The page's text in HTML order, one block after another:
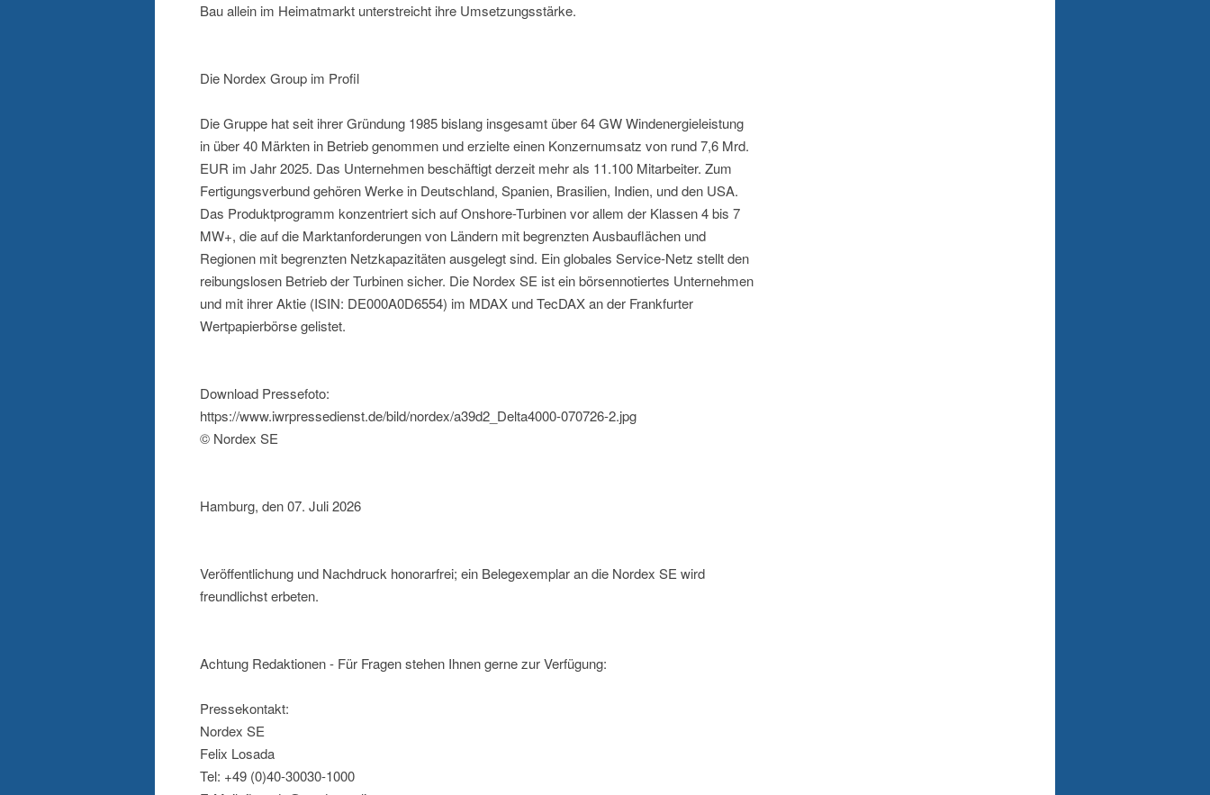
Bau allein im Heimatmarkt unterstreicht ihre Umsetzungsstärke.
Die Nordex Group im Profil
Die Gruppe hat seit ihrer Gründung 1985 bislang insgesamt über 64 GW Windenergieleistung
in über 40 Märkten in Betrieb genommen und erzielte einen Konzernumsatz von rund 7,6 Mrd.
EUR im Jahr 2025. Das Unternehmen beschäftigt derzeit mehr als 11.100 Mitarbeiter. Zum
Fertigungsverbund gehören Werke in Deutschland, Spanien, Brasilien, Indien, und den USA.
Das Produktprogramm konzentriert sich auf Onshore-Turbinen vor allem der Klassen 4 bis 7
MW+, die auf die Marktanforderungen von Ländern mit begrenzten Ausbauflächen und
Regionen mit begrenzten Netzkapazitäten ausgelegt sind. Ein globales Service-Netz stellt den
reibungslosen Betrieb der Turbinen sicher. Die Nordex SE ist ein börsennotiertes Unternehmen
und mit ihrer Aktie (ISIN: DE000A0D6554) im MDAX und TecDAX an der Frankfurter
Wertpapierbörse gelistet.
Download Pressefoto:
https://www.iwrpressedienst.de/bild/nordex/a39d2_Delta4000-070726-2.jpg
© Nordex SE
Hamburg, den 07. Juli 2026
Veröffentlichung und Nachdruck honorarfrei; ein Belegexemplar an die Nordex SE wird
freundlichst erbeten.
Achtung Redaktionen - Für Fragen stehen Ihnen gerne zur Verfügung:
Pressekontakt:
Nordex SE
Felix Losada
Tel: +49 (0)40-30030-1000